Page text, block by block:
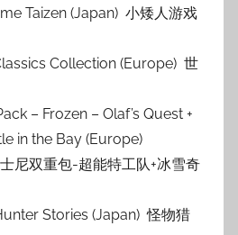
Taizen (Japan) 小矮人游戏
Collection (Europe) 世
– Frozen – Olaf’s Quest +
in the Bay (Europe)
尼双重包-超能特工队+冰雪奇
Stories (Japan) 怪物猎